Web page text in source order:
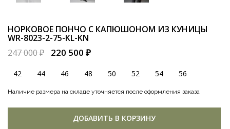
НОРКОВОЕ ПОНЧО С КАПЮШОНОМ ИЗ КУНИЦЫ
WR-8023-2-75-KL-KN
247 000 ₽
220 500 ₽
42 44 46 48 50 52 54 56
Наличие размера на складе уточняется после оформления заказа
ДОБАВИТЬ В КОРЗИНУ